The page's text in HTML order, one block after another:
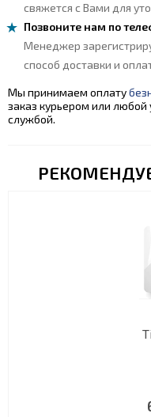
свяжется с Вами для
Позвоните нам по
Менеджер
способ доставки и
Мы принимаем оплату
заказ курьером или любой
службой.